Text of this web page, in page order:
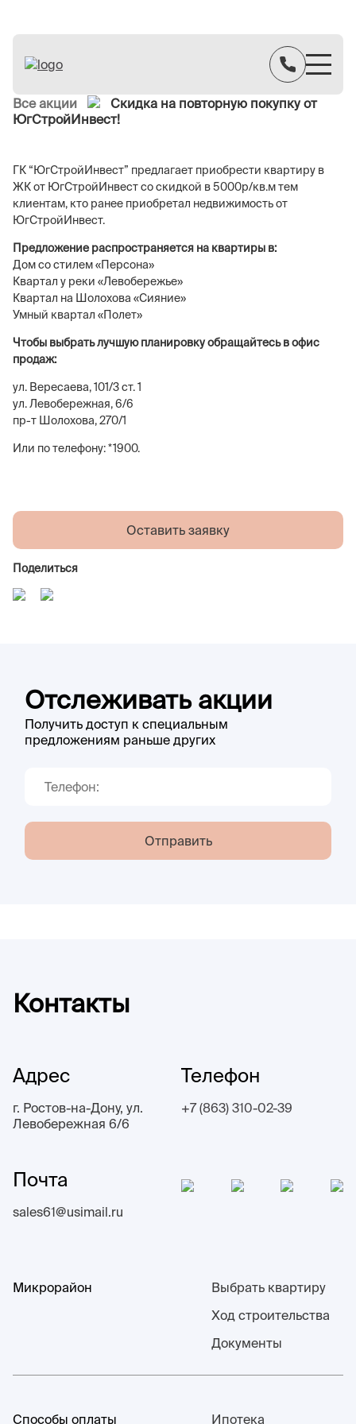
Все акции
Скидка на повторную покупку от
ЮгСтройИнвест!
ГК “ЮгСтройИнвест” предлагает приобрести квартиру в
ЖК от ЮгСтройИнвест со скидкой в 5000р/кв.м тем
клиентам, кто ранее приобретал недвижимость от
ЮгСтройИнвест.
Предложение распространяется на квартиры в:
Дом со стилем «Персона»
Квартал у реки «Левобережье»
Квартал на Шолохова «Сияние»
Умный квартал «Полет»
Чтобы выбрать лучшую планировку обращайтесь в офис
продаж:
ул. Вересаева, 101/3 ст. 1
ул. Левобережная, 6/6
пр-т Шолохова, 270/1
Или по телефону: *1900.
Оставить заявку
Поделиться
Отслеживать акции
Получить доступ к специальным
предложениям раньше других
Отправить
Контакты
Адрес
г. Ростов-на-Дону, ул.
Левобережная 6/6
Телефон
+7 (863) 310-02-39
Почта
sales61@usimail.ru
Микрорайон
Выбрать квартиру
Ход строительства
Документы
Способы оплаты
Ипотека